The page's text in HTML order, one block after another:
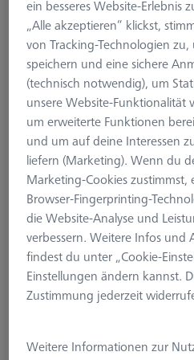
Zylindertaster M3 XXT, DK3
626113-5000-184
ein besseres Website-Erlebnis
„Alle akzeptieren“ klickst,
von Tracking-Technologien
speichern und eine sichere
(technisch notwendig), um
unsere Website-Funktionalität
um erweiterte Funktionen
und um auf deine Interessen
liefern (Marketing). Wenn du
Marketing-Cookies zustimmst,
Browser-Fingerprinting-
die Website-Analyse und
verbessern. Weitere Infos und
findest du unter „Cookie-
Einstellungen ändern kannst.
Zustimmung jederzeit
Weitere Informationen zur